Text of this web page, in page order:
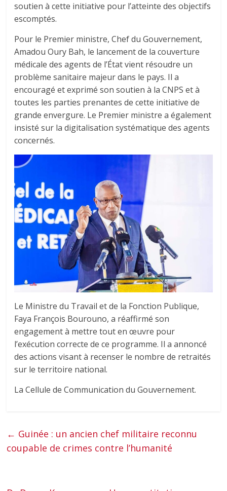
soutien à cette initiative pour l’atteinte des objectifs
escomptés.
Pour le Premier ministre, Chef du Gouvernement,
Amadou Oury Bah, le lancement de la couverture
médicale des agents de l’État vient résoudre un
problème sanitaire majeur dans le pays. Il a
encouragé et exprimé son soutien à la CNPS et à
toutes les parties prenantes de cette initiative de
grande envergure. Le Premier ministre a également
insisté sur la digitalisation systématique des agents
concernés.
Le Ministre du Travail et de la Fonction Publique,
Faya François Bourouno, a réaffirmé son
engagement à mettre tout en œuvre pour
l’exécution correcte de ce programme. Il a annoncé
des actions visant à recenser le nombre de retraités
sur le territoire national.
La Cellule de Communication du Gouvernement.
← Guinée : un ancien chef militaire reconnu
coupable de crimes contre l’humanité